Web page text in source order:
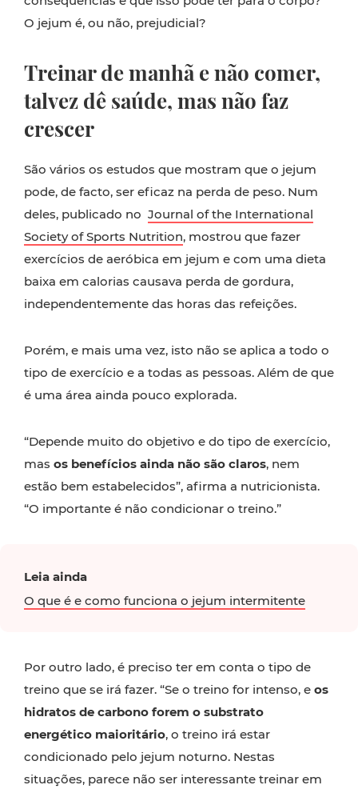
O jejum é, ou não, prejudicial?
Treinar de manhã e não comer,
talvez dê saúde, mas não faz
crescer
São vários os estudos que mostram que o jejum
pode, de facto, ser eficaz na perda de peso. Num
deles, publicado no Journal of the International
Society of Sports Nutrition, mostrou que fazer
exercícios de aeróbica em jejum e com uma dieta
baixa em calorias causava perda de gordura,
independentemente das horas das refeições.
Porém, e mais uma vez, isto não se aplica a todo o
tipo de exercício e a todas as pessoas. Além de que
é uma área ainda pouco explorada.
“Depende muito do objetivo e do tipo de exercício,
mas os benefícios ainda não são claros, nem
estão bem estabelecidos”, afirma a nutricionista.
“O importante é não condicionar o treino.”
Leia ainda
O que é e como funciona o jejum intermitente
Por outro lado, é preciso ter em conta o tipo de
treino que se irá fazer. “Se o treino for intenso, e os
hidratos de carbono forem o substrato
energético maioritário, o treino irá estar
condicionado pelo jejum noturno. Nestas
situações, parece não ser interessante treinar em